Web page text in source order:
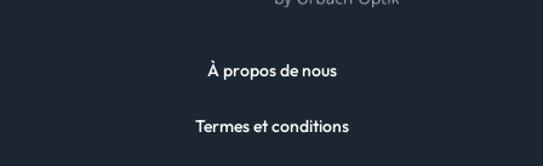
À propos de nous
Termes et conditions